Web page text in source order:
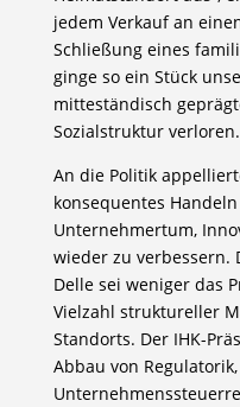
jedem Verkauf an
Schließung eines
ginge so ein Stück
mitteständisch
Sozialstruktur verloren.
An die Politik
konsequentes
Unternehmertum,
wieder zu verbessern.
Delle sei weniger das
Vielzahl struktureller
Standorts. Der IHK-
Abbau von